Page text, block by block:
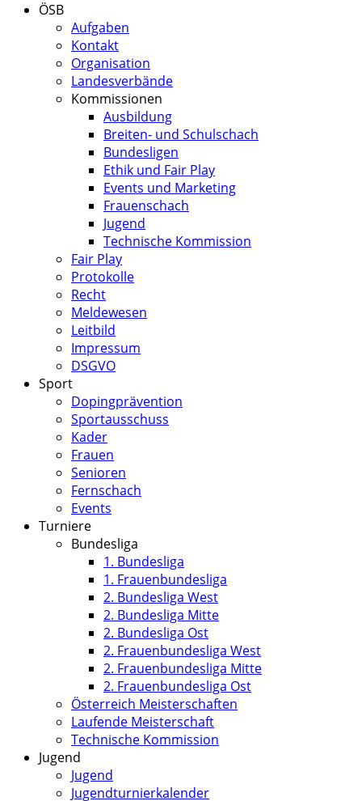
ÖSB
Aufgaben
Kontakt
Organisation
Landesverbände
Kommissionen
Ausbildung
Breiten- und Schulschach
Bundesligen
Ethik und Fair Play
Events und Marketing
Frauenschach
Jugend
Technische Kommission
Fair Play
Protokolle
Recht
Meldewesen
Leitbild
Impressum
DSGVO
Sport
Dopingprävention
Sportausschuss
Kader
Frauen
Senioren
Fernschach
Events
Turniere
Bundesliga
1. Bundesliga
1. Frauenbundesliga
2. Bundesliga West
2. Bundesliga Mitte
2. Bundesliga Ost
2. Frauenbundesliga West
2. Frauenbundesliga Mitte
2. Frauenbundesliga Ost
Österreich Meisterschaften
Laufende Meisterschaft
Technische Kommission
Jugend
Jugend
Jugendturnierkalender